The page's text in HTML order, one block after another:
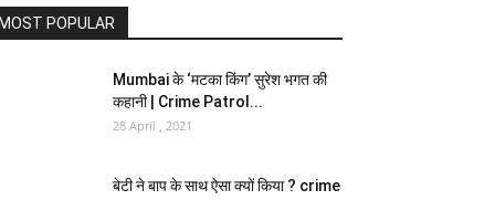
MOST POPULAR
Mumbai के ‘मटका किंग’ सुरेश भगत की
कहानी | Crime Patrol...
28 April , 2021
बेटी ने बाप के साथ ऐसा क्यों किया ? crime